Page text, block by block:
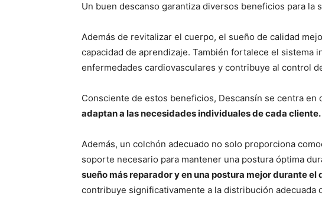
Un buen descanso garantiza diversos beneficios para la
Además de revitalizar el cuerpo, el sueño de calidad
capacidad de aprendizaje. También fortalece el sistema
enfermedades cardiovasculares y contribuye al control
Consciente de estos beneficios, Descansín se centra
adaptan a las necesidades individuales de cada cliente.
Además, un colchón adecuado no solo proporciona
soporte necesario para mantener una postura óptima
sueño más reparador y en una postura mejor durante el
contribuye significativamente a la distribución adecuada